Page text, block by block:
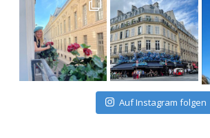
Auf Instagram folgen